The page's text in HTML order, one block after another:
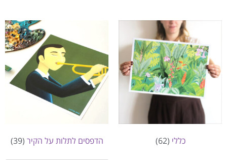
כללי (62) הדפסים לתלות על הקיר (39)